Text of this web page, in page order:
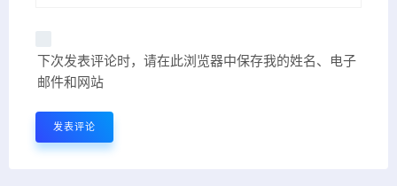
下次发表评论时，请在此浏览器中保存我的姓名、电子
邮件和网站